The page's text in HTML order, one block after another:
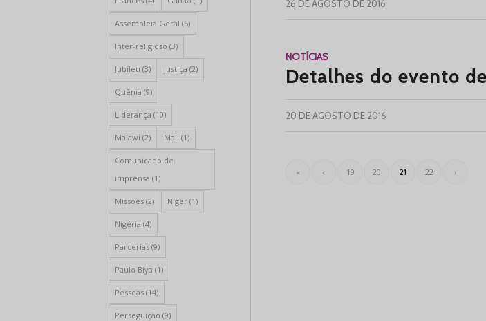
26 DE AGOSTO DE 2016
NOTÍCIAS
Detalhes do evento
20 DE AGOSTO DE 2016
« ‹ 19 20 21 22 ›
Assembleia Geral (5)
Inter-religioso (3)
Jubileu (3) justiça (2)
Quênia (9)
Liderança (10)
Malawi (2) Mali (1)
Comunicado de
imprensa (1)
Missões (2) Níger (1)
Nigéria (4)
Parcerias (9)
Paulo Biya (1)
Pessoas (14)
Perseguição (9)